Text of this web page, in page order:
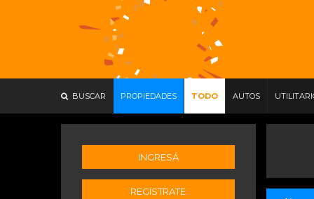
BUSCAR PROPIEDADES TODO AUTOS
INGRESÁ
REGISTRATE